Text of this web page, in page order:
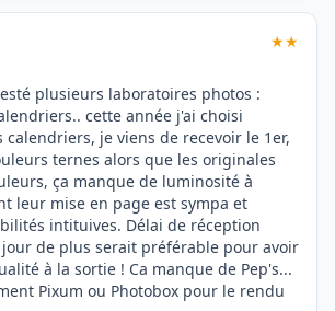
★★
plusieurs laboratoires photos :
cette année j'ai choisi
je viens de recevoir le 1er,
ternes alors que les originales
ça manque de luminosité à
leur mise en page est sympa et
intituives. Délai de réception
de plus serait préférable pour avoir
à la sortie ! Ca manque de Pep's...
Pixum ou Photobox pour le rendu